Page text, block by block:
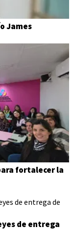
James
fortalecer la
de entrega